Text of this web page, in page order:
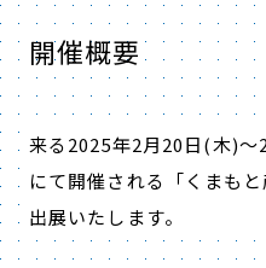
開催概要
来る2025年2月20日(木)
にて開催される「くまも
出展いたします。